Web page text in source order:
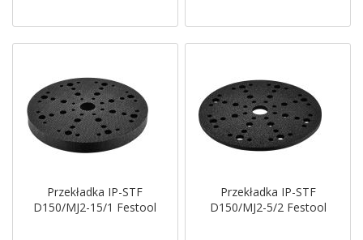
Przekładka IP-STF
D150/MJ2-15/1 Festool
Przekładka IP-STF
D150/MJ2-5/2 Festool